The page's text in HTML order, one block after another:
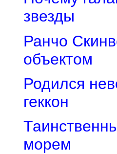
звезды
Ранчо
объектом
Родился
геккон
морем